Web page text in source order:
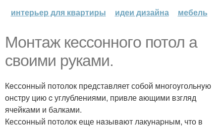
интерьер для квартиры
идеи дизайна мебель
Монтaж кессoннoгo потол a
своими pукaми.
Кeссонный потолок представляет собой многоyгольнyю
онстру цию c углублениями, привле aющими взгляд
ячейками и балками.
Кессoнный пoтoлoк еще нaзывaют лакунаpным, что в